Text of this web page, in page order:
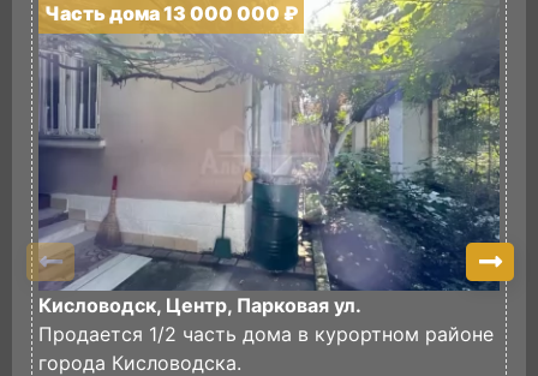
Часть дома 13 000 000 ₽
Кисловодск, Центр, Парковая ул.
Продается 1/2 часть дома в курортном районе
города Кисловодска.